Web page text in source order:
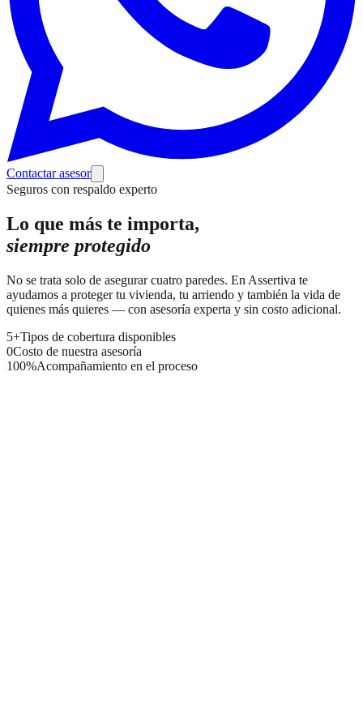
Contactar asesor
Seguros con respaldo experto
Lo que más te importa,
siempre protegido
No se trata solo de asegurar cuatro paredes. En Assertiva te
ayudamos a proteger tu vivienda, tu arriendo y también la vida de
quienes más quieres — con asesoría experta y sin costo adicional.
5+Tipos de cobertura disponibles
0Costo de nuestra asesoría
100%Acompañamiento en el proceso